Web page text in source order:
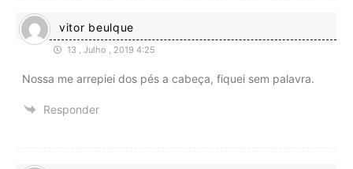
vitor beulque
13 , Julho , 2019 4:25
Nossa me arrepiei dos pés a cabeça, fiquei sem palavra.
Responder